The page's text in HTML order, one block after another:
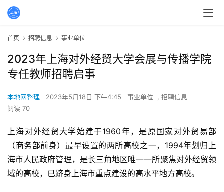
首页 招聘信息 事业单位
2023年上海对外经贸大学会展与传播学院
专任教师招聘启事
本地网整理 2023年5月18日 下午4:45 事业单位 , 招聘信息
阅读 70
上海对外经贸大学始建于1960年，是原国家对外贸易部
（商务部前身）最早设置的两所高校之一，1994年划归上
海市人民政府管理，是长三角地区唯一一所聚焦对外经贸领
域的高校，已跻身上海市重点建设的高水平地方高校。